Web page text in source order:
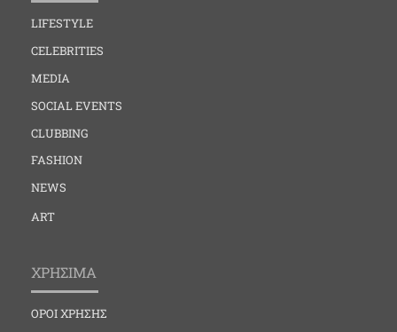
LIFESTYLE
CELEBRITIES
MEDIA
SOCIAL EVENTS
CLUBBING
FASHION
NEWS
ART
ΧΡΗΣΙΜΑ
ΟΡΟΙ ΧΡΗΣΗΣ